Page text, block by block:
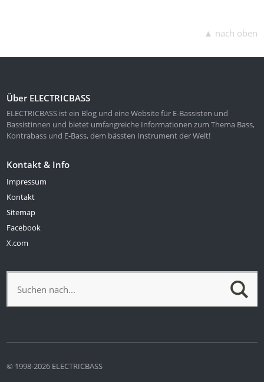
▲ nach oben
Über ELECTRICBASS
ELECTRICBASS ist ein Blog und eine Website für E-Bassisten und
Bassistinnen und bietet umfangreiche Informationen zum Thema Bass,
Kontrabass und E-Bass, dem bässten Instrument der Welt!
Kontakt & Info
Impressum
Kontakt
Sitemap
Facebook
X.com
© 1998-2026 ELECTRICBASS